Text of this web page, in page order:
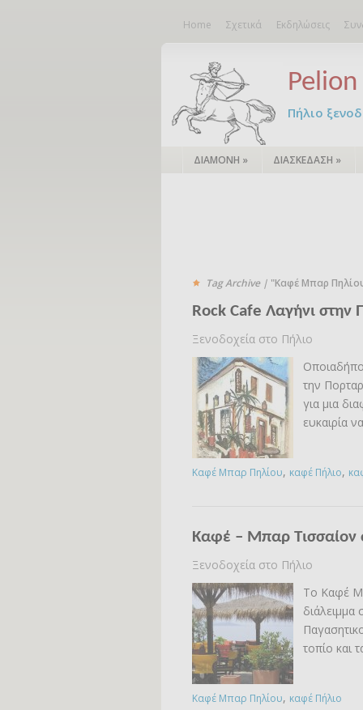
Home Σχετικά Εκδηλώσεις
Πήλιο
ΔΙΑΜΟΝΗ » ΔΙΑΣΚΕΔΑΣΗ »
Tag Archive | "Καφέ Μπαρ
Rock Cafe Λαγήνι στην
Ξενοδοχεία στο Πήλιο
την
για μια
ευκαιρία
Καφέ Μπαρ Πηλίου, καφέ Πήλιο,
Καφέ – Μπαρ Τισσαίον
Ξενοδοχεία στο Πήλιο
Το Καφέ
τοπίο και
Καφέ Μπαρ Πηλίου, καφέ Πήλιο